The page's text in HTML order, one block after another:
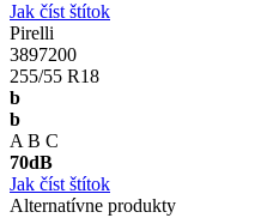
Jak číst štítok
Pirelli
3897200
255/55 R18
b
b
A B C
70dB
Jak číst štítok
Alternatívne produkty